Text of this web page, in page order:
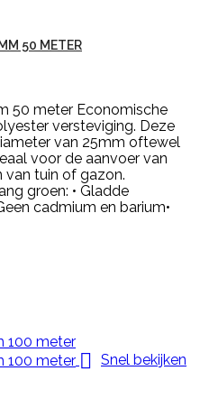
50 METER
50 meter Economische
versteviging. Deze
van 25mm oftewel
voor de aanvoer van
tuin of gazon.
groen: • Gladde
cadmium en barium•
 Snel bekijken